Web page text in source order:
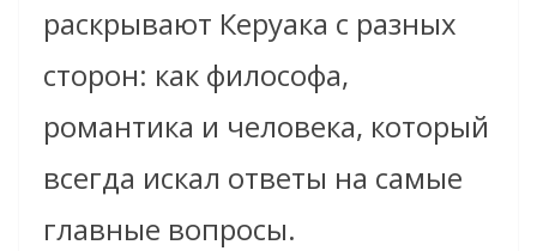
раскрывают Керуака с разных
сторон: как философа,
романтика и человека, который
всегда искал ответы на самые
главные вопросы.